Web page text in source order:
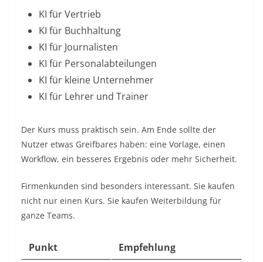
KI für Vertrieb
KI für Buchhaltung
KI für Journalisten
KI für Personalabteilungen
KI für kleine Unternehmer
KI für Lehrer und Trainer
Der Kurs muss praktisch sein. Am Ende sollte der
Nutzer etwas Greifbares haben: eine Vorlage, einen
Workflow, ein besseres Ergebnis oder mehr Sicherheit.
Firmenkunden sind besonders interessant. Sie kaufen
nicht nur einen Kurs. Sie kaufen Weiterbildung für
ganze Teams.
Punkt Empfehlung